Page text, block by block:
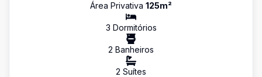
Área Privativa 125m²
3 Dormitórios
2 Banheiros
2 Suítes